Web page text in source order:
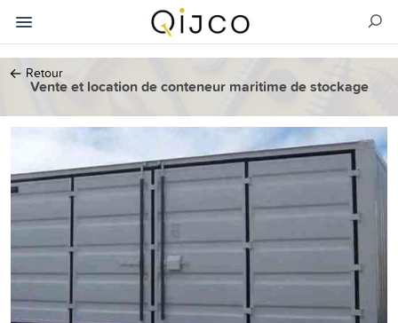
← Retour
Vente et location de conteneur maritime de stockage